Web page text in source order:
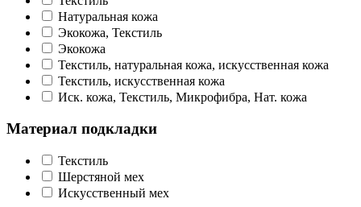
Натуральная кожа
Экокожа, Текстиль
Экокожа
Текстиль, натуральная кожа, искусственная кожа
Текстиль, искусственная кожа
Иск. кожа, Текстиль, Микрофибра, Нат. кожа
Материал подкладки
Текстиль
Шерстяной мех
Искусственный мех